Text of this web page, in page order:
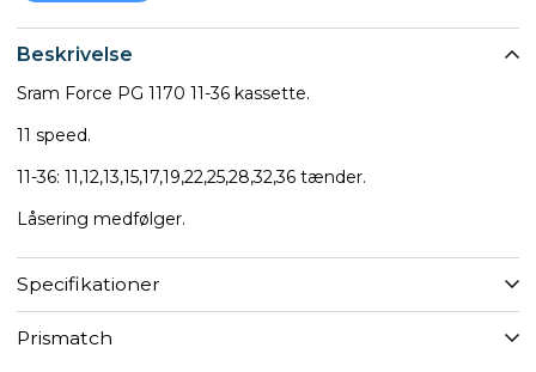
Beskrivelse
Sram Force PG 1170 11-36 kassette.
11 speed.
11-36: 11,12,13,15,17,19,22,25,28,32,36 tænder.
Låsering medfølger.
Specifikationer
Prismatch